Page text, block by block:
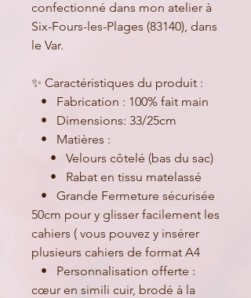
confectionné dans mon atelier à
Six-Fours-les-Plages (83140), dans
le Var.
✨ Caractéristiques du produit :
• Fabrication : 100% fait main
• Dimensions: 33/25cm
• Matières :
• Velours côtelé (bas du sac)
• Rabat en tissu matelassé
• Grande Fermeture sécurisée
50cm pour y glisser facilement les
cahiers ( vous pouvez y insérer
plusieurs cahiers de format A4
• Personnalisation offerte :
cœur en simili cuir, brodé à la